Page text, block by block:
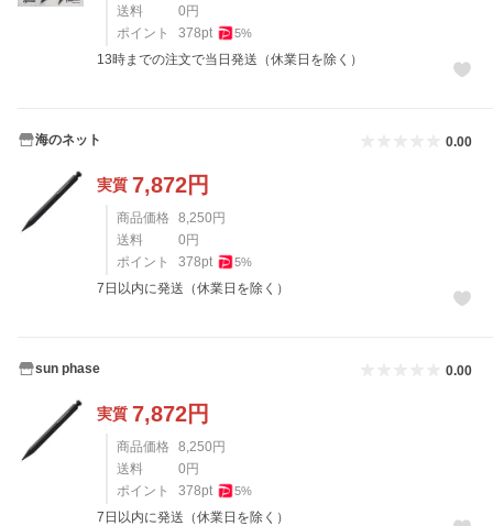
送料
0円
ポイント
378pt 5%
13時までの注文で当日発送（休業日を除く）
海のネット 0.00
実質 7,872円
商品価格 8,250円
送料
0円
ポイント
378pt 5%
7日以内に発送（休業日を除く）
sun phase 0.00
実質 7,872円
商品価格 8,250円
送料
0円
ポイント
378pt 5%
7日以内に発送（休業日を除く）